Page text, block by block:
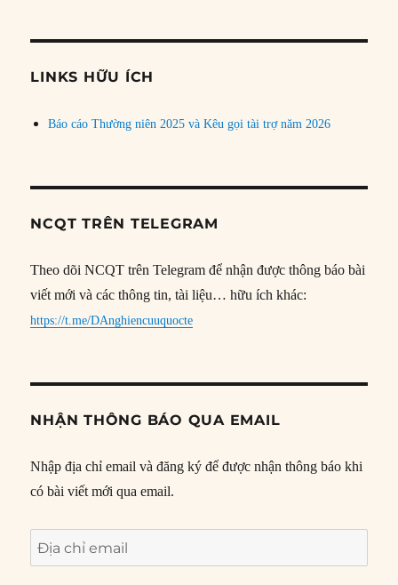
đề
LINKS HỮU ÍCH
Báo cáo Thường niên 2025 và Kêu gọi tài trợ năm 2026
NCQT TRÊN TELEGRAM
Theo dõi NCQT trên Telegram để nhận được thông báo bài
viết mới và các thông tin, tài liệu… hữu ích khác:
https://t.me/DAnghiencuuquocte
NHẬN THÔNG BÁO QUA EMAIL
Nhập địa chỉ email và đăng ký để được nhận thông báo khi
có bài viết mới qua email.
Địa
chỉ